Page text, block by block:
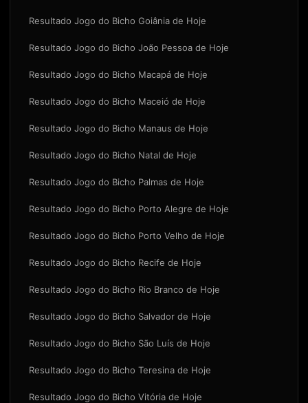
Resultado Jogo do Bicho Goiânia de Hoje
Resultado Jogo do Bicho João Pessoa de Hoje
Resultado Jogo do Bicho Macapá de Hoje
Resultado Jogo do Bicho Maceió de Hoje
Resultado Jogo do Bicho Manaus de Hoje
Resultado Jogo do Bicho Natal de Hoje
Resultado Jogo do Bicho Palmas de Hoje
Resultado Jogo do Bicho Porto Alegre de Hoje
Resultado Jogo do Bicho Porto Velho de Hoje
Resultado Jogo do Bicho Recife de Hoje
Resultado Jogo do Bicho Rio Branco de Hoje
Resultado Jogo do Bicho Salvador de Hoje
Resultado Jogo do Bicho São Luís de Hoje
Resultado Jogo do Bicho Teresina de Hoje
Resultado Jogo do Bicho Vitória de Hoje